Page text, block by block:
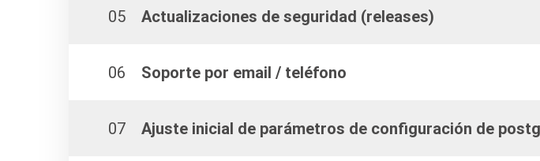
05 Actualizaciones de seguridad (releases)
06 Soporte por email / teléfono
07 Ajuste inicial de parámetros de configuración de